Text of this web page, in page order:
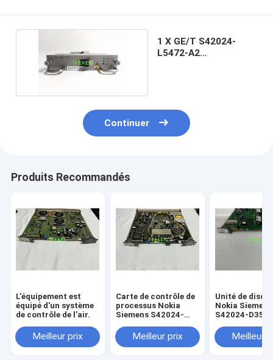
1 X GE/T S42024-
L5472-A2
Continuer
Produits Recommandés
L'équipement est
équipé d'un système
de contrôle de l'air.
Meilleur prix
Carte de contrôle de
processus Nokia
Siemens S42024-
Meilleur prix
Unité de
Nokia
S42024-
le SMA4Meilleur